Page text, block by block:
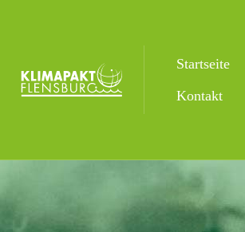
Startseite
Kontakt